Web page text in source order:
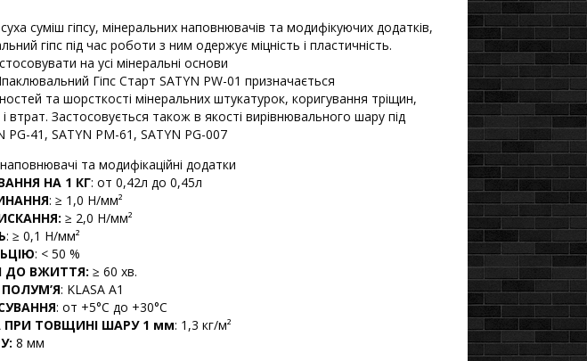
суміш гіпсу, мінеральних наповнювачів та модифікуючих додатків,
гіпс під час роботи з ним одержує міцність і пластичність.
на усі мінеральні основи
Гіпс Старт SATYN PW-01 призначається
та шорсткості мінеральних штукатурок, коригування тріщин,
втрат. Застосовується також в якості вирівнювального шару під
PG-41, SATYN PM-61, SATYN PG-007
наповнювачі та модифікаційні додатки
НА 1 КГ: oт 0,42л дo 0,45л
: ≥ 1,0 H/мм²
≥ 2,0 H/мм²
: ≥ 0,1 H/мм²
: < 50 %
ДО ВЖИТТЯ: ≥ 60 хв.
ПОЛУМ’Я: KLASA A1
: oт +5°C дo +30°C
ПРИ ТОВЩИНІ ШАРУ 1 мм: 1,3 кг/м²
8 мм